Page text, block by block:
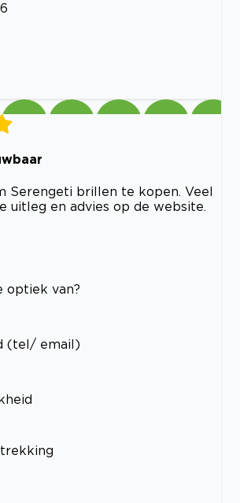
Serengeti brillen te kopen. Veel
uitleg en advies op de website.
optiek van?
(tel/ email)